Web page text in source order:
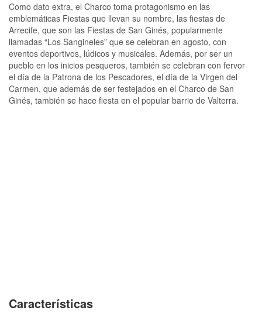
Como dato extra, el Charco toma protagonismo en las
emblemáticas Fiestas que llevan su nombre, las fiestas de
Arrecife, que son las Fiestas de San Ginés, popularmente
llamadas “Los Sangineles” que se celebran en agosto, con
eventos deportivos, lúdicos y musicales. Además, por ser un
pueblo en los inicios pesqueros, también se celebran con fervor
el día de la Patrona de los Pescadores, el día de la Virgen del
Carmen, que además de ser festejados en el Charco de San
Ginés, también se hace fiesta en el popular barrio de Valterra.
Características